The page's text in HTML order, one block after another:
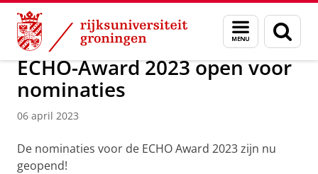
Skip
Content
Skip
Navigation
Menu
en
zoeken
Over ons Beleid en strategie Diversiteit en Inclusie
ECHO-Award 2023 open voor
nominaties
06 april 2023
De nominaties voor de ECHO Award 2023 zijn nu
geopend!